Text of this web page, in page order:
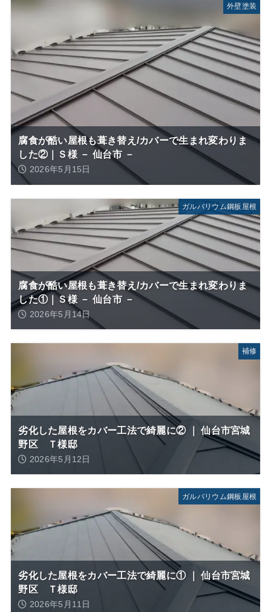
外壁塗装
腐食が酷い屋根も葺き替え/カバーで生まれ変わりま
した②｜Ｓ様 － 仙台市 －
2026年5月15日
ガルバリウム鋼板屋根
腐食が酷い屋根も葺き替え/カバーで生まれ変わりま
した①｜Ｓ様 － 仙台市 －
2026年5月14日
補修
劣化した屋根をカバー工法で綺麗に② ｜ 仙台市宮城
野区 Ｔ様邸
2026年5月12日
ガルバリウム鋼板屋根
劣化した屋根をカバー工法で綺麗に① ｜ 仙台市宮城
野区 Ｔ様邸
2026年5月11日